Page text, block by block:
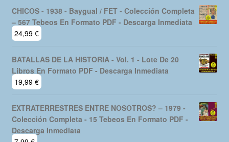
7,99€
CHICOS - 1938 - Baygual / FET - Colección Completa
24,99€
BATALLAS DE LA HISTORIA - Vol. 1 - Lote De 20
19,99€
EXTRATERRESTRES ENTRE NOSOTROS? – 1979 -